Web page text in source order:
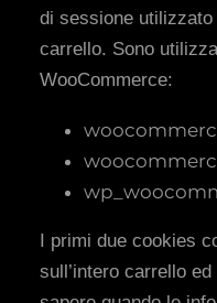
di sessione
carrello. Sono
WooCommerce:
I primi due cookies
sull’intero carrello